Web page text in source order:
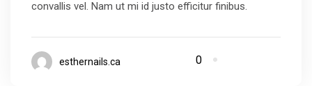
convallis vel. Nam ut mi id justo efficitur finibus.
esthernails.ca 0